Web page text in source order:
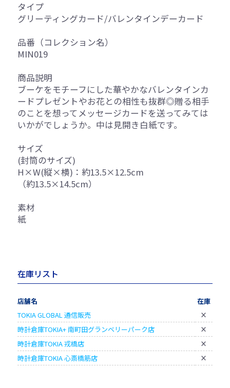
タイプ
グリーティングカード/バレンタインデーカード
品番（コレクション名）
MIN019
商品説明
ブーケをモチーフにした華やかなバレンタインカ
ードプレゼントやお花との相性も抜群◎贈る相手
のことを想ってメッセージカードを送ってみては
いかがでしょうか。中は見開き白紙です。
サイズ
(封筒のサイズ)
H×W(縦×横)：約13.5×12.5cm
（約13.5×14.5cm）
素材
紙
在庫リスト
店舗名
在庫
TOKIA GLOBAL 通信販売
×
時計倉庫TOKIA+ 南町田グランベリーパーク店
×
時計倉庫TOKIA 戎橋店
×
時計倉庫TOKIA 心斎橋筋店
×